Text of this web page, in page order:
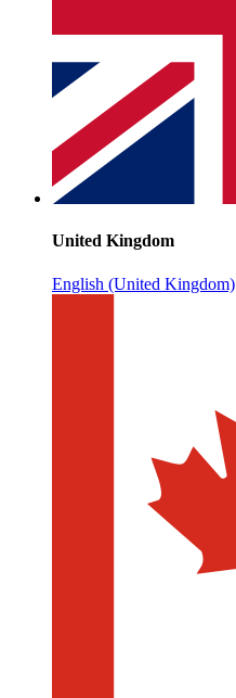
United Kingdom
English (United Kingdom)